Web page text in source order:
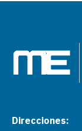
Direcciones: